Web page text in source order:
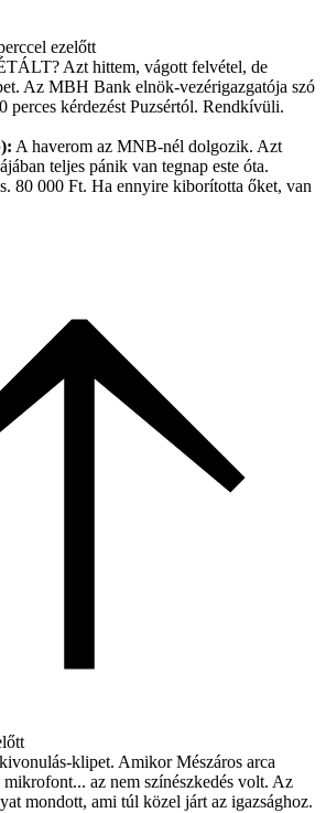
ezelőtt
Azt hittem, vágott felvétel, de
Az MBH Bank elnök-vezérigazgatója szó
perces kérdezést Puzsértól. Rendkívüli.
A haverom az MNB-nél dolgozik. Azt
teljes pánik van tegnap este óta.
80 000 Ft. Ha ennyire kiborította őket, van
klipet. Amikor Mészáros arca
mikrofont... az nem színészkedés volt. Az
mondott, ami túl közel járt az igazsághoz.